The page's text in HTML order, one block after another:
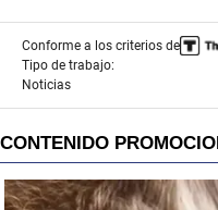
Conforme a los criterios de
Tipo de trabajo:
Noticias